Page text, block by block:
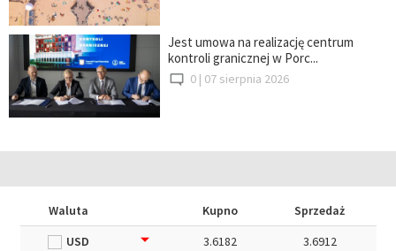
Jest umowa na realizację centrum
kontroli granicznej w Porc...
0 | 07 sierpnia 2026
Waluta Kupno
Sprzedaż
USD
3.6182
3.6912